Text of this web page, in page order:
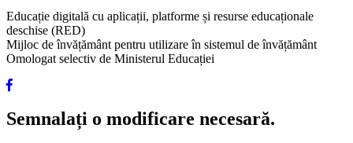
Educație digitală cu aplicații, platforme și resurse educaționale
deschise (RED)
Mijloc de învățământ pentru utilizare în sistemul de învățământ
Omologat selectiv de Ministerul Educației
Semnalați o modificare necesară.